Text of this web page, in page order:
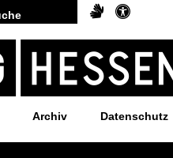
Archiv Datenschutz